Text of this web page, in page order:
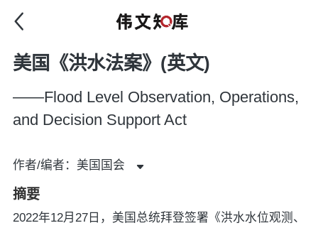
美国《洪水法案》(英文)
——Flood Level Observation, Operations,
and Decision Support Act
作者/编者：美国国会
摘要
2022年12月27日，美国总统拜登签署《洪水水位观测、